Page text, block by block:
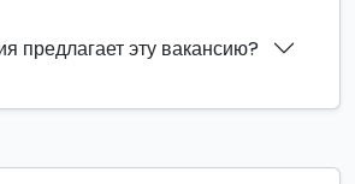
предлагает эту вакансию?